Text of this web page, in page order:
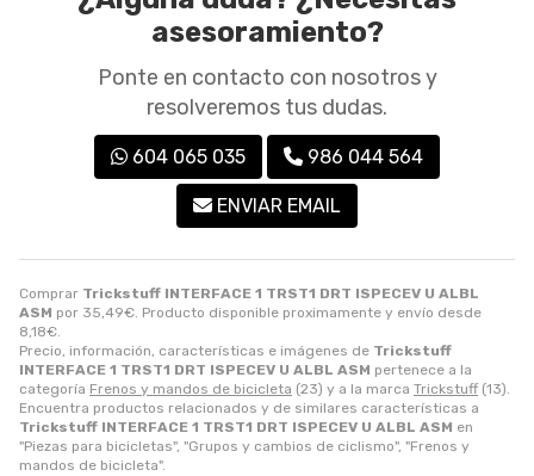
Comprar Trickstuff INTERFACE 1 TRST1 DRT ISPECEV U ALBL
ASM por 35,49€. Producto disponible proximamente y envío desde
8,18€.
Precio, información, características e imágenes de Trickstuff
INTERFACE 1 TRST1 DRT ISPECEV U ALBL ASM pertenece a la
categoría Frenos y mandos de bicicleta (23) y a la marca Trickstuff (13).
Encuentra productos relacionados y de similares características a
Trickstuff INTERFACE 1 TRST1 DRT ISPECEV U ALBL ASM en
"Piezas para bicicletas", "Grupos y cambios de ciclismo", "Frenos y
mandos de bicicleta".
asesoramiento?
Ponte en contacto con nosotros y
resolveremos tus dudas.
604 065 035 986 044 564
ENVIAR EMAIL